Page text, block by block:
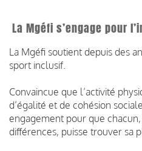
La Mgéfi s’engage pour
La Mgéfi soutient depuis des
sport inclusif.
Convaincue que l’activité
d’égalité et de cohésion
engagement pour que
différences, puisse trouver sa